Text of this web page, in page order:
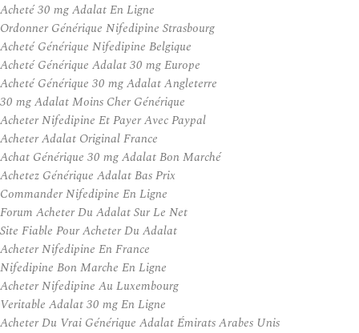
Acheté 30 mg Adalat En Ligne
Ordonner Générique Nifedipine Strasbourg
Acheté Générique Nifedipine Belgique
Acheté Générique Adalat 30 mg Europe
Acheté Générique 30 mg Adalat Angleterre
30 mg Adalat Moins Cher Générique
Acheter Nifedipine Et Payer Avec Paypal
Acheter Adalat Original France
Achat Générique 30 mg Adalat Bon Marché
Achetez Générique Adalat Bas Prix
Commander Nifedipine En Ligne
Forum Acheter Du Adalat Sur Le Net
Site Fiable Pour Acheter Du Adalat
Acheter Nifedipine En France
Nifedipine Bon Marche En Ligne
Acheter Nifedipine Au Luxembourg
Veritable Adalat 30 mg En Ligne
Acheter Du Vrai Générique Adalat Émirats Arabes Unis